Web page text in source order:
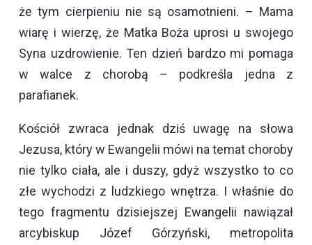
że tym cierpieniu nie są osamotnieni. – Mama
wiarę i wierzę, że Matka Boża uprosi u swojego
Syna uzdrowienie. Ten dzień bardzo mi pomaga
w walce z chorobą – podkreśla jedna z
parafianek.
Kościół zwraca jednak dziś uwagę na słowa
Jezusa, który w Ewangelii mówi na temat choroby
nie tylko ciała, ale i duszy, gdyż wszystko to co
złe wychodzi z ludzkiego wnętrza. I właśnie do
tego fragmentu dzisiejszej Ewangelii nawiązał
arcybiskup Józef Górzyński, metropolita